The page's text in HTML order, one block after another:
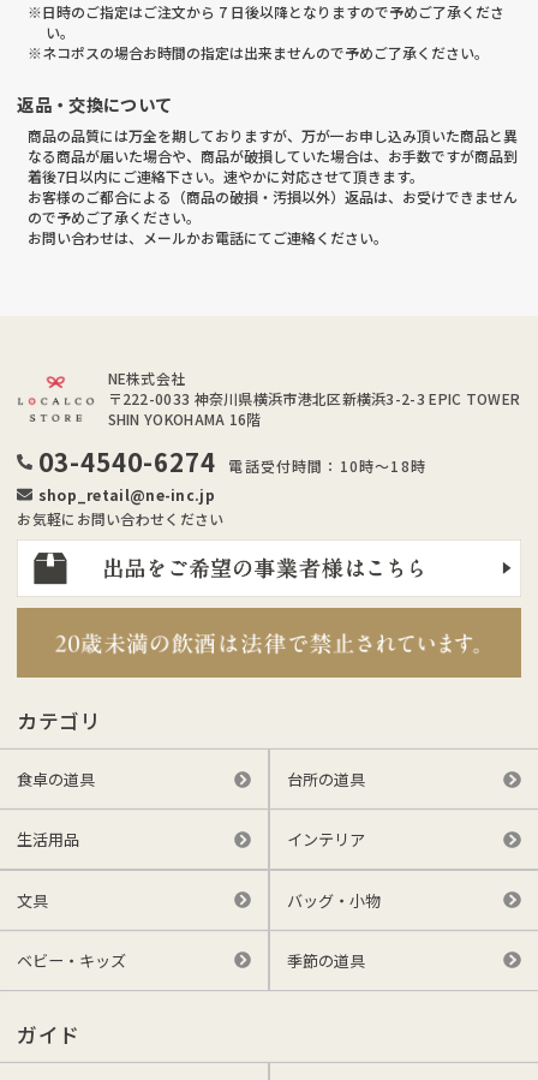
※日時のご指定はご注文から 7 日後以降となりますので予めご了承くださ
い。
※ネコポスの場合お時間の指定は出来ませんので予めご了承ください。
返品・交換について
商品の品質には万全を期しておりますが、万が一お申し込み頂いた商品と異
なる商品が届いた場合や、商品が破損していた場合は、お手数ですが商品到
着後7日以内にご連絡下さい。速やかに対応させて頂きます。
お客様のご都合による（商品の破損・汚損以外）返品は、お受けできません
ので予めご了承ください。
お問い合わせは、メールかお電話にてご連絡ください。
NE株式会社
〒222-0033 神奈川県横浜市港北区新横浜3-2-3 EPIC TOWER
SHIN YOKOHAMA 16階
03-4540-6274
電話受付時間：10時～18時
shop_retail@ne-inc.jp
お気軽にお問い合わせください
カテゴリ
食卓の道具 台所の道具
生活用品 インテリア
文具 バッグ・小物
ベビー・キッズ 季節の道具
ガイド